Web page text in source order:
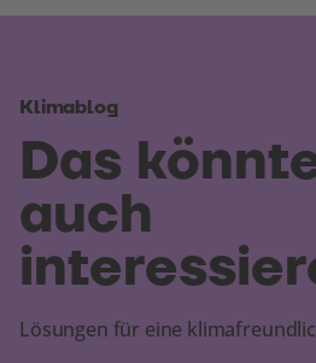
Klimablog
Das
auch
Lösungen für eine